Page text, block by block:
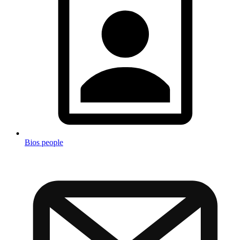
Bios people